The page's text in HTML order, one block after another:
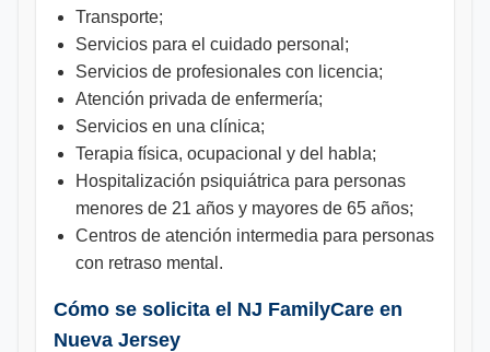
Transporte;
Servicios para el cuidado personal;
Servicios de profesionales con licencia;
Atención privada de enfermería;
Servicios en una clínica;
Terapia física, ocupacional y del habla;
Hospitalización psiquiátrica para personas
menores de 21 años y mayores de 65 años;
Centros de atención intermedia para personas
con retraso mental.
Cómo se solicita el NJ FamilyCare en
Nueva Jersey